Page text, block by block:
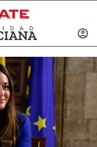
INICIAR